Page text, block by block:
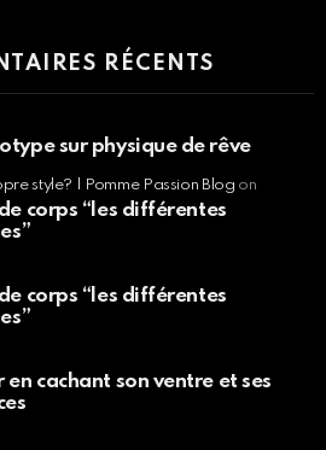
RÉCENTS
sur physique de rêve
style? | Pomme Passion Blog on
corps “les différentes
corps “les différentes
en cachant son ventre et ses